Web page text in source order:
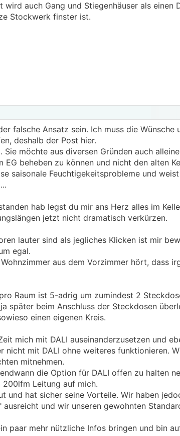
wird auch Gang und Stiegenhäuser als einen
Stockwerk finster ist.
falsche Ansatz sein. Ich muss die
deshalb der Post hier.
möchte aus diversen Gründen auch
EG beheben zu können und nicht den alten
saisonale Feuchtigekeitsprobleme und
hab legst du mir ans Herz alles im
jetzt nicht dramatisch verkürzen.
lauter sind als jegliches Klicken ist mir
egal.
aus dem Vorzimmer hört, dass
Raum ist 5-adrig um zumindest 2
später beim Anschluss der Steckdosen
einen eigenen Kreis.
mich mit DALI auseinanderzusetzen und
nicht mit DALI ohne weiteres funktionieren.
mitnehmen.
die Option für DALI offen zu halten
Leitung auf mich.
und hat sicher seine Vorteile. Wir haben
ausreicht und wir unseren gewohnten
paar mehr nützliche Infos bringen und bin